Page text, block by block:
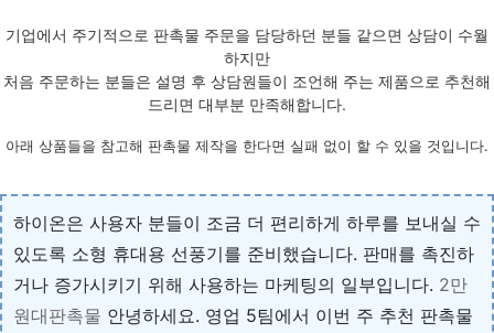
기업에서 주기적으로 판촉물 주문을 담당하던 분들 같으면 상담이 수월
하지만
처음 주문하는 분들은 설명 후 상담원들이 조언해 주는 제품으로 추천해
드리면 대부분 만족해합니다.
아래 상품들을 참고해 판촉물 제작을 한다면 실패 없이 할 수 있을 것입니다.
하이온은 사용자 분들이 조금 더 편리하게 하루를 보내실 수
있도록 소형 휴대용 선풍기를 준비했습니다. 판매를 촉진하
거나 증가시키기 위해 사용하는 마케팅의 일부입니다. 2만
원대판촉물 안녕하세요. 영업 5팀에서 이번 주 추천 판촉물